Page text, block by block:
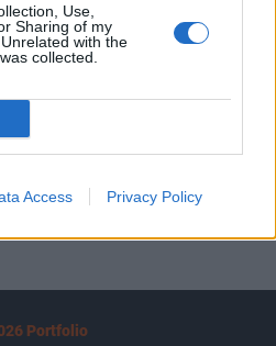
Use,
Sharing of my
with the
collected.
Access Privacy Policy
BEJELENTKEZÉS
Portfolio